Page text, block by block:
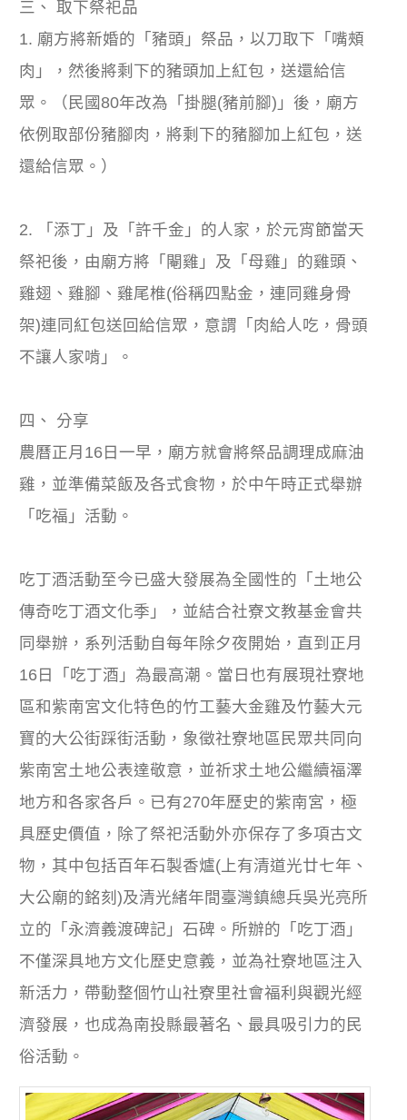
三、 取下祭祀品
1. 廟方將新婚的「豬頭」祭品，以刀取下「嘴頰
肉」，然後將剩下的豬頭加上紅包，送還給信
眾。（民國80年改為「掛腿(豬前腳)」後，廟方
依例取部份豬腳肉，將剩下的豬腳加上紅包，送
還給信眾。）
2. 「添丁」及「許千金」的人家，於元宵節當天
祭祀後，由廟方將「閹雞」及「母雞」的雞頭、
雞翅、雞腳、雞尾椎(俗稱四點金，連同雞身骨
架)連同紅包送回給信眾，意謂「肉給人吃，骨頭
不讓人家啃」。
四、 分享
農曆正月16日一早，廟方就會將祭品調理成麻油
雞，並準備菜飯及各式食物，於中午時正式舉辦
「吃福」活動。
吃丁酒活動至今已盛大發展為全國性的「土地公
傳奇吃丁酒文化季」，並結合社寮文教基金會共
同舉辦，系列活動自每年除夕夜開始，直到正月
16日「吃丁酒」為最高潮。當日也有展現社寮地
區和紫南宮文化特色的竹工藝大金雞及竹藝大元
寶的大公街踩街活動，象徵社寮地區民眾共同向
紫南宮土地公表達敬意，並祈求土地公繼續福澤
地方和各家各戶。已有270年歷史的紫南宮，極
具歷史價值，除了祭祀活動外亦保存了多項古文
物，其中包括百年石製香爐(上有清道光廿七年、
大公廟的銘刻)及清光緒年間臺灣鎮總兵吳光亮所
立的「永濟義渡碑記」石碑。所辦的「吃丁酒」
不僅深具地方文化歷史意義，並為社寮地區注入
新活力，帶動整個竹山社寮里社會福利與觀光經
濟發展，也成為南投縣最著名、最具吸引力的民
俗活動。